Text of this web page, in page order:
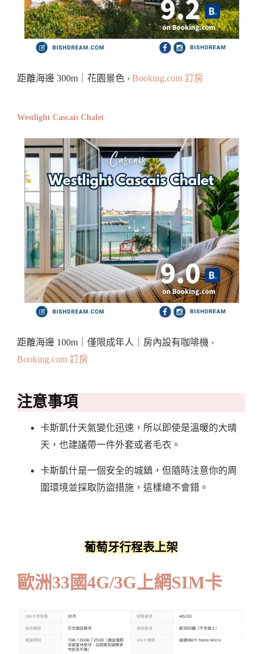
距離海邊 300m｜花園景色 › Booking.com 訂房
Westlight Cascais Chalet
距離海邊 100m｜僅限成年人｜房內設有咖啡機 ›
Booking.com 訂房
注意事項
卡斯凱什天氣變化迅速，所以即使是溫暖的大晴
天，也建議帶一件外套或者毛衣。
卡斯凱什是一個安全的城鎮，但隨時注意你的周
圍環境並採取防盜措施，這樣總不會錯。
葡萄牙行程表上架
歐洲33國4G/3G上網SIM卡